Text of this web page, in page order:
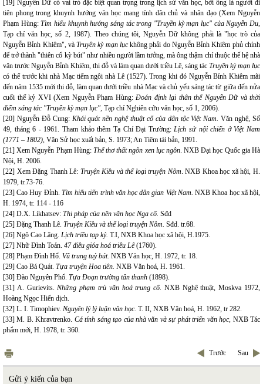
[19] Nguyễn Dữ có vai trò đặc biệt quan trọng trong lịch sử văn học, bởi ông là người đi
tiên phong trong khuynh hướng văn học mang tính dân chủ và nhân đạo (Xem Nguyễn
Phạm Hùng:Tìm hiểu khuynh hướng sáng tác trong "Truyền kỳ mạn lục" của Nguyễn Du,
Tạp chí văn học, số 2, 1987). Theo chúng tôi, Nguyễn Dữ không phải là "học trò của
Nguyễn Bỉnh Khiêm", vàTruyền kỳ mạn lụckhông phải do Nguyễn Bỉnh Khiêm phủ chính
để trở thành "thiên cổ kỳ bút" như nhiều người lầm tưởng, mà ông thậm chí thuộc thế hệ nhà
văn trước Nguyễn Bỉnh Khiêm, thi đỗ và làm quan dưới triều Lê, sáng tác Truyền kỳ mạn lục
có thể trước khi nhà Mạc tiếm ngôi nhà Lê (1527). Trong khi đó Nguyễn Bỉnh Khiêm mãi
đến năm 1535 mới thi đỗ, làm quan dưới triều nhà Mạc và chủ yếu sáng tác từ giữa đến nửa
cuối thế kỷ XVI (Xem Nguyễn Phạm Hùng: Đoán định lại thân thế Nguyễn Dữ và thời
điểm sáng tác "Truyền kỳ mạn lục", Tạp chí Nghiên cứu văn học, số 1, 2006).
[20] Nguyễn Đỗ Cung: Khái quát nền nghệ thuật cổ của dân tộc Việt Nam. Văn nghệ, Số
49, tháng 6 - 1961. Tham khảo thêm Tạ Chí Đại Trường:Lịch sử nội chiến ở Việt Nam
(1771 – 1802), Văn Sử học xuất bản, S. 1973; An Tiêm tái bản, 1991.
[21] Xem Nguyễn Phạm Hùng: Thể thơ thất ngôn xen lục ngôn. NXB Đại học Quốc gia Hà
Nội, H. 2006.
[22] Xem Đặng Thanh Lê: Truyện Kiều và thể loại truyện Nôm. NXB Khoa học xã hội, H.
1979, tr.73-76.
[23] Cao Huy Đỉnh. Tìm hiểu tiến trình văn học dân gian Việt Nam.NXB Khoa học xã hội,
H. 1974, tr. 114 - 116
[24] D.X. Likhatsev: Thi pháp của nền văn học Nga cổ. Sđd
[25] Đặng Thanh Lê. Truyện Kiều và thể loại truyện Nôm. Sđd. tr.68.
[26] Ngô Cao Lãng. Lịch triều tạp kỷ. T.I, NXB Khoa học xã hội, H.1975.
[27] Nhữ Đình Toản. 47 điều gióa hoá triều Lê(1760).
[28] Phạm Đình Hổ. Vũ trung tuỳ bút. NXB Văn học, H. 1972, tr. 18.
[29] Cao Bá Quát. Tựa truyện Hoa tiên. NXB Văn hoá, H. 1961.
[30] Đào Nguyên Phổ. Tựa Đoạn trường tân thanh (1898).
[31] A. Gurievits.Những phạm trù văn hoá trung cổ. NXB Nghệ thuật, Moskva 1972,
Hoàng Ngọc Hiến dịch.
[32] L. I. Timophiev. Nguyên lý lý luận văn học. T. II, NXB Văn hoá, H. 1962, tr 282.
[33] M. B. Khravtrenko. Cá tính sáng tạo của nhà văn và sự phát triển văn học, NXB Tác
phẩm mới, H. 1978, tr. 360.
Trước Sau
Gửi ý kiến của bạn